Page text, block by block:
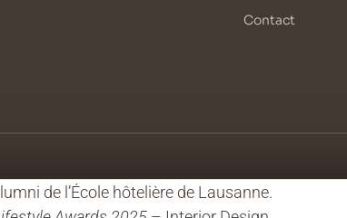
Contact
de l’École hôtelière de Lausanne.